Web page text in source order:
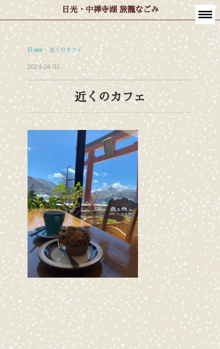
日光・中禅寺湖 旅籠なごみ
Home › 近くのカフェ
2024-04-01
近くのカフェ